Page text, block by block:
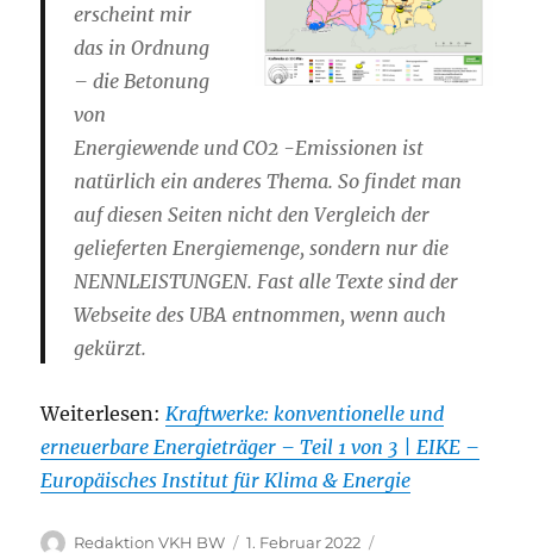
erscheint mir
das in Ordnung
– die Betonung
von
Energiewende und CO2 -Emissionen ist
natürlich ein anderes Thema. So findet man
auf diesen Seiten nicht den Vergleich der
gelieferten Energiemenge, sondern nur die
NENNLEISTUNGEN. Fast alle Texte sind der
Webseite des UBA entnommen, wenn auch
gekürzt.
Weiterlesen: Kraftwerke: konventionelle und
erneuerbare Energieträger – Teil 1 von 3 | EIKE –
Europäisches Institut für Klima & Energie
Autor
Redaktion VKH BW
Veröffentlicht
1. Februar 2022